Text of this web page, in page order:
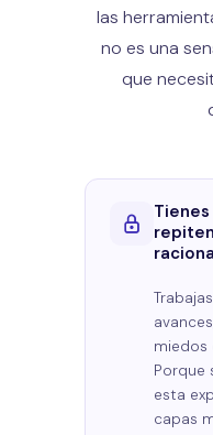
las
no es una
que
miedos
Porque
esta
capas